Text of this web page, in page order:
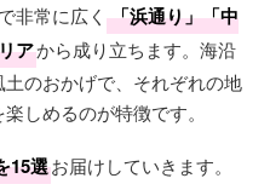
非常に広く 「浜通り」「中
アから成り立ちます。海沿
のおかげで、それぞれの地
しめるのが特徴です。
15選お届けしていきます。